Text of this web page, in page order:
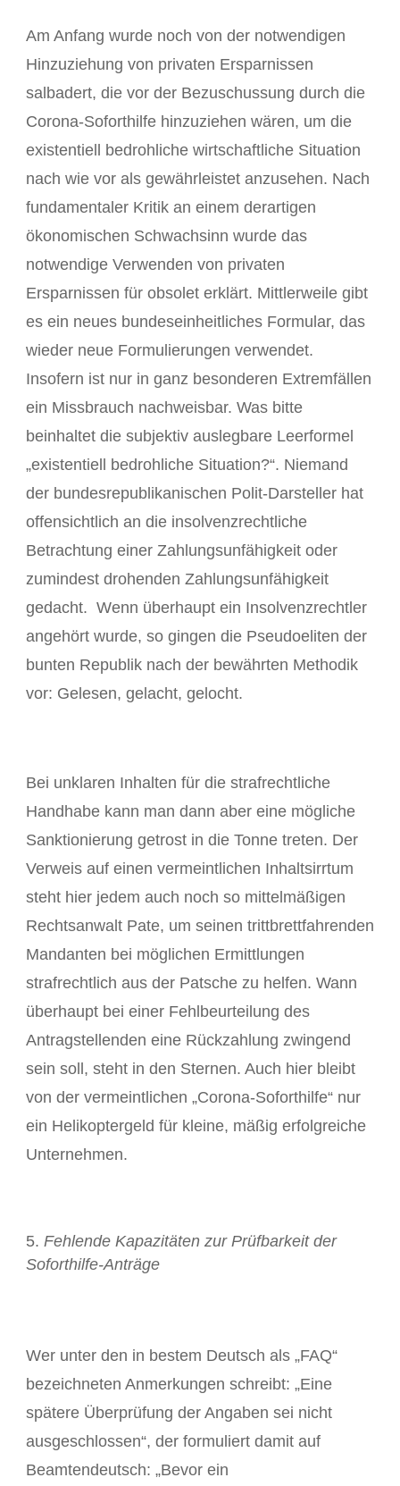
Am Anfang wurde noch von der notwendigen
Hinzuziehung von privaten Ersparnissen
salbadert, die vor der Bezuschussung durch die
Corona-Soforthilfe hinzuziehen wären, um die
existentiell bedrohliche wirtschaftliche Situation
nach wie vor als gewährleistet anzusehen. Nach
fundamentaler Kritik an einem derartigen
ökonomischen Schwachsinn wurde das
notwendige Verwenden von privaten
Ersparnissen für obsolet erklärt. Mittlerweile gibt
es ein neues bundeseinheitliches Formular, das
wieder neue Formulierungen verwendet.
Insofern ist nur in ganz besonderen Extremfällen
ein Missbrauch nachweisbar. Was bitte
beinhaltet die subjektiv auslegbare Leerformel
„existentiell bedrohliche Situation?“. Niemand
der bundesrepublikanischen Polit-Darsteller hat
offensichtlich an die insolvenzrechtliche
Betrachtung einer Zahlungsunfähigkeit oder
zumindest drohenden Zahlungsunfähigkeit
gedacht. Wenn überhaupt ein Insolvenzrechtler
angehört wurde, so gingen die Pseudoeliten der
bunten Republik nach der bewährten Methodik
vor: Gelesen, gelacht, gelocht.
Bei unklaren Inhalten für die strafrechtliche
Handhabe kann man dann aber eine mögliche
Sanktionierung getrost in die Tonne treten. Der
Verweis auf einen vermeintlichen Inhaltsirrtum
steht hier jedem auch noch so mittelmäßigen
Rechtsanwalt Pate, um seinen trittbrettfahrenden
Mandanten bei möglichen Ermittlungen
strafrechtlich aus der Patsche zu helfen. Wann
überhaupt bei einer Fehlbeurteilung des
Antragstellenden eine Rückzahlung zwingend
sein soll, steht in den Sternen. Auch hier bleibt
von der vermeintlichen „Corona-Soforthilfe“ nur
ein Helikoptergeld für kleine, mäßig erfolgreiche
Unternehmen.
Fehlende Kapazitäten zur Prüfbarkeit der
Soforthilfe-Anträge
Wer unter den in bestem Deutsch als „FAQ“
bezeichneten Anmerkungen schreibt: „Eine
spätere Überprüfung der Angaben sei nicht
ausgeschlossen“, der formuliert damit auf
Beamtendeutsch: „Bevor ein